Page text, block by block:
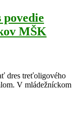
MŠK
dres treťoligového
V mládežníckom